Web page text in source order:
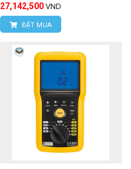
27,142,500 VND
ĐẶT MUA